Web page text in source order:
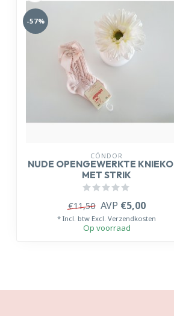
-57%
CÓNDOR
NUDE OPENGEWERKTE
MET STRIK
€11,50 AVP €5,00
* Incl. btw Excl. Verzendkosten
Op voorraad